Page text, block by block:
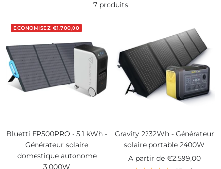
7 produits
ECONOMISEZ €1.700,00
Bluetti EP500PRO - 5,1 kWh -
Générateur solaire
domestique autonome
3'000W
Gravity 2232Wh - Générateur
solaire portable 2400W
Prix
A partir de €2.599,00